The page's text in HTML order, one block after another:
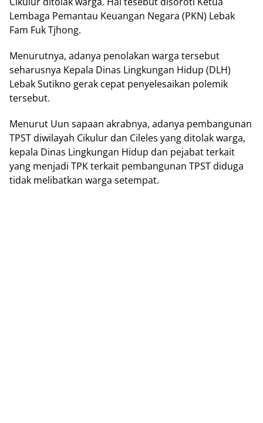
Lembaga Pemantau Keuangan Negara (PKN) Lebak
Fam Fuk Tjhong.
Menurutnya, adanya penolakan warga tersebut
seharusnya Kepala Dinas Lingkungan Hidup (DLH)
Lebak Sutikno gerak cepat penyelesaikan polemik
tersebut.
Menurut Uun sapaan akrabnya, adanya pembangunan
TPST diwilayah Cikulur dan Cileles yang ditolak warga,
kepala Dinas Lingkungan Hidup dan pejabat terkait
yang menjadi TPK terkait pembangunan TPST diduga
tidak melibatkan warga setempat.